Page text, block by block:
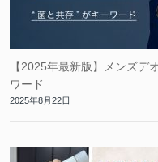
【2025年最新版】メンズデ
ワード
2025年8月22日